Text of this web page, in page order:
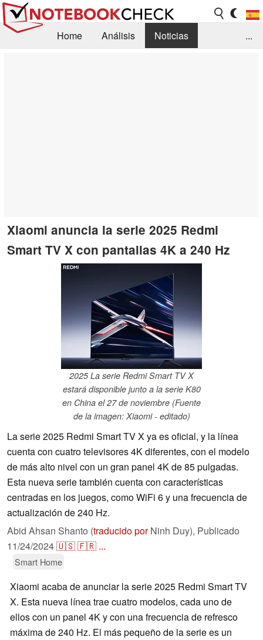
Home Análisis
Noticias
...
Xiaomi anuncia la serie 2025 Redmi
Smart TV X con pantallas 4K a 240 Hz
2025 La serie Redmi Smart TV X
estará disponible junto a la serie K80
en China el 27 de noviembre (Fuente
de la imagen: Xiaomi - editado)
La serie 2025 Redmi Smart TV X ya es oficial, y la línea
cuenta con cuatro televisores 4K diferentes, con el modelo
de más alto nivel con un gran panel 4K de 85 pulgadas.
Esta nueva serie también cuenta con características
centradas en los juegos, como WiFi 6 y una frecuencia de
actualización de 240 Hz.
Abid Ahsan Shanto (traducido porNinh Duy), Publicado
11/24/2024🇺🇸🇫🇷 ...
Smart Home
Xiaomi acaba de anunciar la serie 2025 Redmi Smart TV
X. Esta nueva línea trae cuatro modelos, cada uno de
ellos con un panel 4K y con una frecuencia de refresco
máxima de 240 Hz. El más pequeño de la serie es un